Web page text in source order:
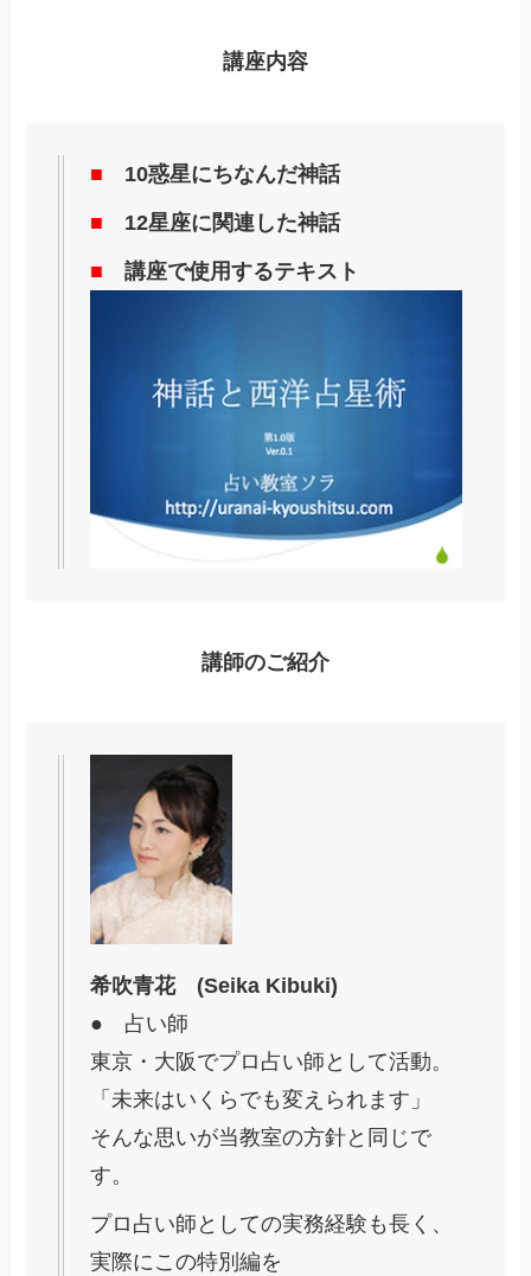
講座内容
■ 10惑星にちなんだ神話
■ 12星座に関連した神話
■ 講座で使用するテキスト
講師のご紹介
希吹青花 (Seika Kibuki)
● 占い師
東京・大阪でプロ占い師として活動。
「未来はいくらでも変えられます」
そんな思いが当教室の方針と同じで
す。
プロ占い師としての実務経験も長く、
実際にこの特別編を